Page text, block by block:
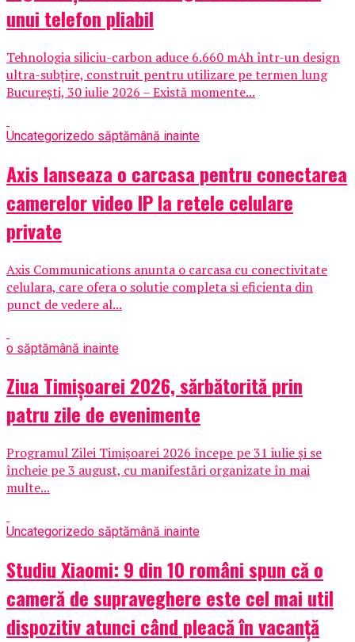
unui telefon pliabil
Tehnologia siliciu-carbon aduce 6.660 mAh într-un design
ultra-subțire, construit pentru utilizare pe termen lung
București, 30 iulie 2026 – Există momente...
Uncategorizedo săptămână inainte
Axis lanseaza o carcasa pentru conectarea
camerelor video IP la retele celulare
private
Axis Communications anunta o carcasa cu conectivitate
celulara, care ofera o solutie completa si eficienta din
punct de vedere al...
o săptămână inainte
Ziua Timișoarei 2026, sărbătorită prin
patru zile de evenimente
Programul Zilei Timișoarei 2026 începe pe 31 iulie și se
încheie pe 3 august, cu manifestări organizate în mai
multe...
Uncategorizedo săptămână inainte
Studiu Xiaomi: 9 din 10 români spun că o
cameră de supraveghere este cel mai util
dispozitiv atunci când pleacă în vacanță